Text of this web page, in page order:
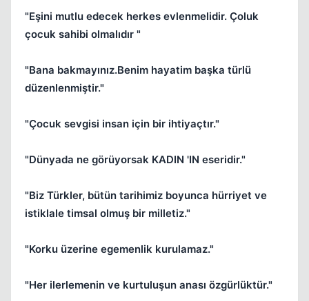
"Eşini mutlu edecek herkes evlenmelidir. Çoluk
çocuk sahibi olmalıdır "
"Bana bakmayınız.Benim hayatim başka türlü
düzenlenmiştir."
"Çocuk sevgisi insan için bir ihtiyaçtır."
"Dünyada ne görüyorsak KADIN 'IN eseridir."
"Biz Türkler, bütün tarihimiz boyunca hürriyet ve
istiklale timsal olmuş bir milletiz."
"Korku üzerine egemenlik kurulamaz."
"Her ilerlemenin ve kurtuluşun anası özgürlüktür."